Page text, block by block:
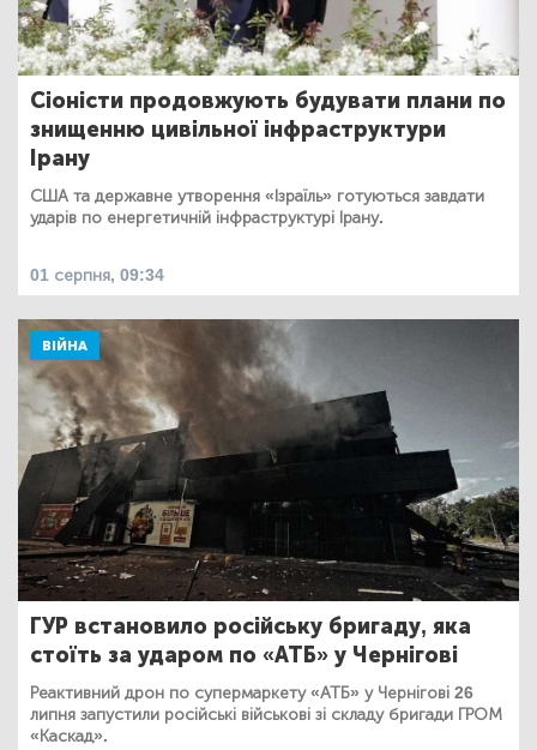
Сіоністи продовжують будувати плани по
знищенню цивільної інфраструктури
Ірану
США та державне утворення «Ізраїль» готуються завдати
ударів по енергетичній інфраструктурі Ірану.
01 серпня, 09:34
ВІЙНА
ГУР встановило російську бригаду, яка
стоїть за ударом по «АТБ» у Чернігові
Реактивний дрон по супермаркету «АТБ» у Чернігові 26
липня запустили російські військові зі складу бригади ГРОМ
«Каскад».